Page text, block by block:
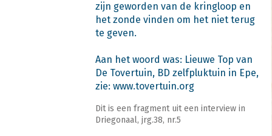
zijn geworden van de kringloop en
het zonde vinden om het niet terug
te geven.
Aan het woord was: Lieuwe Top van
De Tovertuin, BD zelfpluktuin in Epe,
zie: www.tovertuin.org
Dit is een fragment uit een interview in
Driegonaal, jrg.38, nr.5